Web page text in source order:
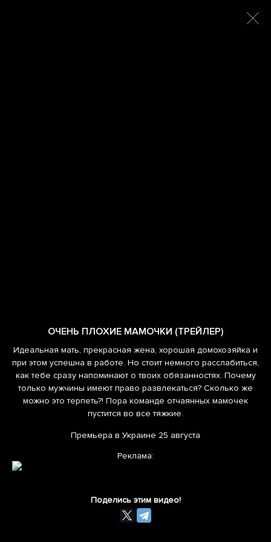
ОЧЕНЬ ПЛОХИЕ МАМОЧКИ (ТРЕЙЛЕР)
Идеальная мать, прекрасная жена, хорошая домохозяйка и
при этом успешна в работе. Но стоит немного расслабиться,
как тебе сразу напоминают о твоих обязанностях. Почему
только мужчины имеют право развлекаться? Сколько же
можно это терпеть?! Пора команде отчаянных мамочек
пустится во все тяжкие.
Премьера в Украине 25 августа
Реклама:
Поделись этим видео!